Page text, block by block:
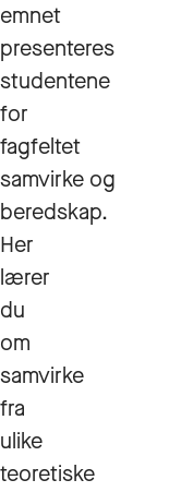
emnet
presenteres
studentene
for
fagfeltet
samvirke og
beredskap.
Her
lærer
du
om
samvirke
fra
ulike
teoretiske